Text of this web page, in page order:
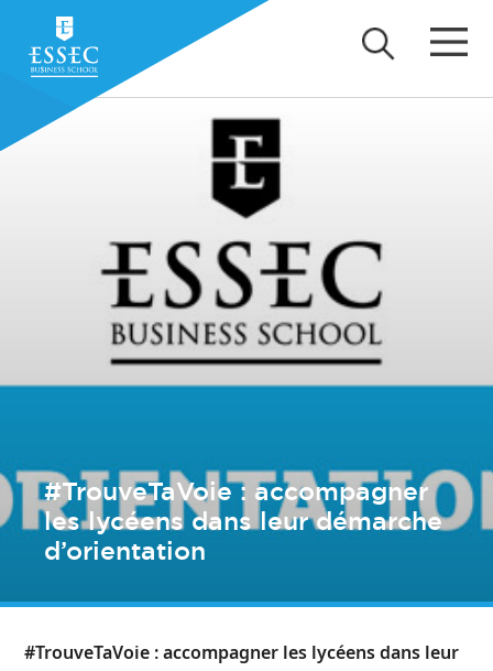
#TrouveTaVoie : accompagner
les lycéens dans leur démarche
d’orientation
#TrouveTaVoie : accompagner les lycéens dans leur